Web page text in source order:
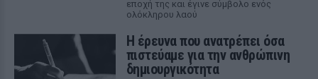
εποχή της και έγινε σύμβολο ενός
ολόκληρου λαού
Η έρευνα που ανατρέπει όσα
πιστεύαμε για την ανθρώπινη
δημιουργικότητα